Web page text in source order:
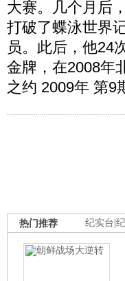
大赛。几个月后
打破了蝶泳世界
员。此后，他24
金牌，在2008年
之约 2009年 第9
纪实台
热门推荐